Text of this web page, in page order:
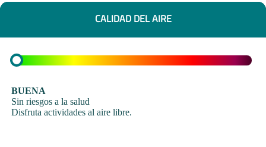
CALIDAD DEL AIRE
BUENA
Sin riesgos a la salud
Disfruta actividades al aire libre.